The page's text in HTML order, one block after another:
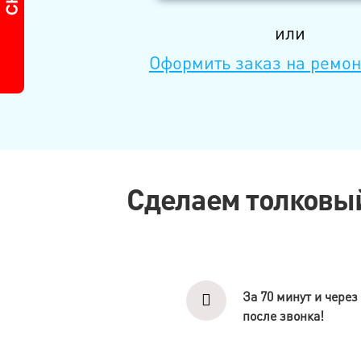
или
Оформить заказ на
Сделаем
За 70 минут и через
после звонка!